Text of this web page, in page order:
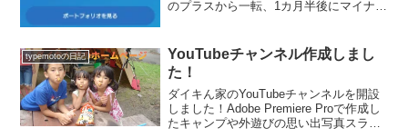
のプラスから一転、1カ月半後にマイナス
常の100株単位の取引（時価総額・評価損
益100倍）と比較しながら、コロナ禍の株
価下落局面での心構えを綴ります。
typemotoの日記
YouTubeチャンネル作成しまし
た！
ダイキん家のYouTubeチャンネルを開設
しました！Adobe Premiere Proで作成し
たキャンプや外遊びの思い出写真スライ